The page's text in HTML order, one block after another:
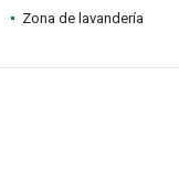
Zona de lavandería